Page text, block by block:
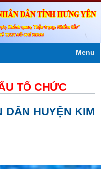
Menu
TỔ CHỨC
DÂN HUYỆN KIM